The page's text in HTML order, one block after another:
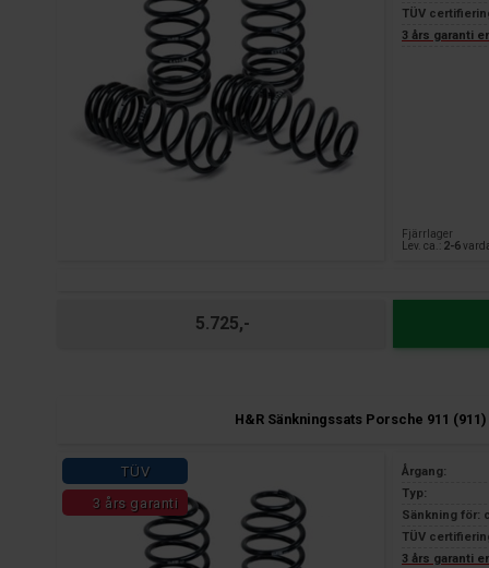
TÜV
3 års garanti
Fjärrlager
Lev. ca.: 2-6
5.725,-
H&R Sänkningssats Porsche 911
TÜV
3 års garanti
Årgang:
Typ:
Sänkning för:
TÜV
3 års garanti